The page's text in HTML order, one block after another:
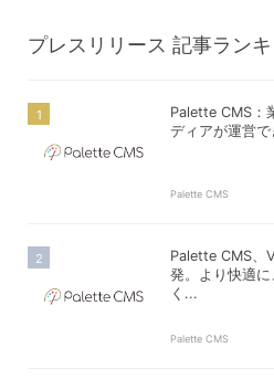
プレスリリース 記事ラン
Palette CMS：
ディアが運営
Palette CMS
Palette CMS、
発。より快適
く...
Palette CMS